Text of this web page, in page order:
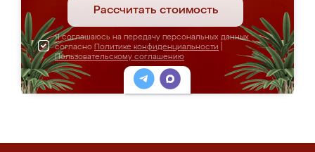
Рассчитать стоимость
Я соглашаюсь на передачу персональных данных
согласно Политике конфиденциальности
Пользовательскому соглашению